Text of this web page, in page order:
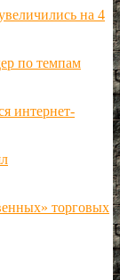
на 4
по темпам
интернет-
торговых